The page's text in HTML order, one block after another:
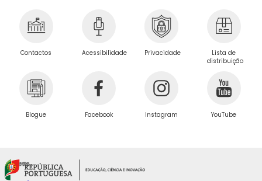
Contactos Acessibilidade Privacidade
Lista de
distribuição
Blogue Facebook Instagram YouTube